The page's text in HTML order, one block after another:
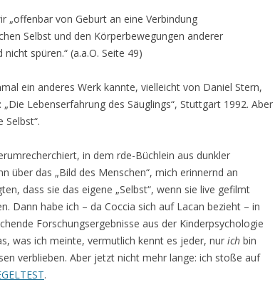
„offenbar von Geburt an eine Verbindung
Selbst und den Körperbewegungen anderer
spüren.“ (a.a.O. Seite 49)
ein anderes Werk kannte, vielleicht von Daniel Stern,
Lebenserfahrung des Säuglings“, Stuttgart 1992. Aber
Selbst“.
in dem rde-Büchlein aus dunkler
über das „Bild des Menschen“, mich erinnernd an
dass sie das eigene „Selbst“, wenn sie live gefilmt
Dann habe ich – da Coccia sich auf Lacan bezieht – in
Forschungsergebnisse aus der Kinderpsychologie
was ich meinte, vermutlich kennt es jeder, nur ich bin
verblieben. Aber jetzt nicht mehr lange: ich stoße auf
.